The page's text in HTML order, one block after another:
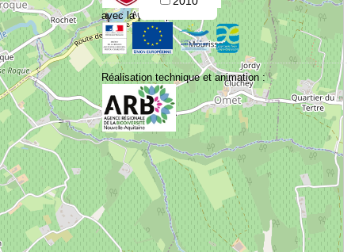
avec la participation de :
Réalisation technique et animation :